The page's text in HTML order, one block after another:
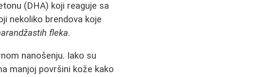
(DHA) koji reaguje sa
nekoliko brendova koje
fleka.
nanošenju. Iako su
manjoj površini kože kako